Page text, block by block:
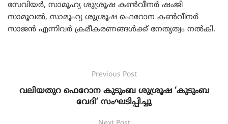
സേവിയർ, സാമൂഹ്യ ശുശ്രൂഷ കൺവീനർ ഷംജി
സാമൂവൽ, സാമൂഹ്യ ശുശ്രൂഷ ഫെറോന കൺവീനർ
സാജൻ എന്നിവർ ക്രമീകരണങ്ങൾക്ക് നേതൃത്വം നൽകി.
Previous Post
വലിയതുറ ഫെറോന കുടുംബ ശുശ്രൂഷ ‘കുടുംബ
വേദി’ സംഘടിപ്പിച്ചു